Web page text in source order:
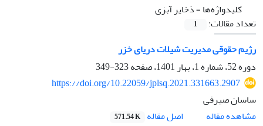
کلیدواژه‌ها =ذخایر آبزی
تعداد مقالات:
1
رژیم حقوقی مدیریت شیلات دریای خزر
دوره 52، شماره 1، بهار 1401، صفحه
323-349
https://doi.org/10.22059/jplsq.2021.331663.2907
ساسان صیرفی
مشاهده مقاله
اصل مقاله 571.54 K